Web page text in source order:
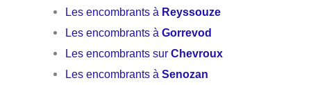
Les encombrants à Reyssouze
Les encombrants àGorrevod
Les encombrants surChevroux
Les encombrants àSenozan